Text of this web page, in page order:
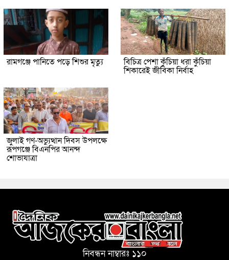
রামগঞ্জে পানিতে পড়ে শিশুর মৃত্যু বিচিত্র পেশা কুঁচিয়া ধরা কুঁচিয়া
শিকারেই জীবিকা নির্বাহ
জুলাই গণ-অভ্যুত্থান দিবস উপলক্ষে
রূপগঞ্জে বিএনপির আনন্দ
শোভাযাত্রা
নিবন্ধন নাম্বারঃ ১১০